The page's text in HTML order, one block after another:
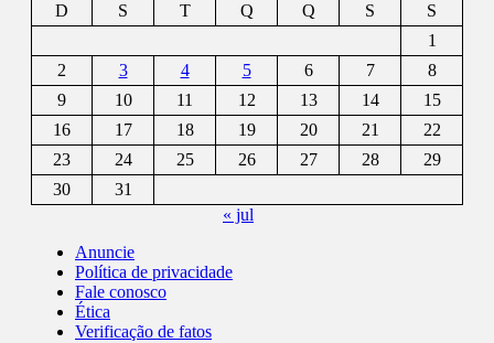
D
S T Q Q S
S
1
2
3 4 5 6 7
8
9
10 11 12 13 14
15
16
17 18 19 20 21
22
23
24 25 26 27 28
29
30
31
« jul
Anuncie
Política de privacidade
Fale conosco
Ética
Verificação de fatos